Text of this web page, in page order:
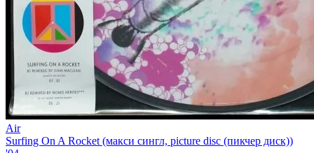
Air
Surfing On A Rocket (макси сингл, picture disc (пикчер диск))